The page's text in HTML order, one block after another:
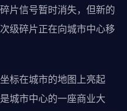
片信号暂时消失，但新的
级碎片正在向城市中心移
标在城市的地图上亮起
城市中心的一座商业大